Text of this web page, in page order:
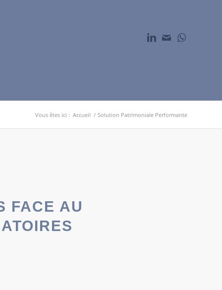
Vous êtes ici : Accueil / Solution Patrimoniale Performante
FACE AU